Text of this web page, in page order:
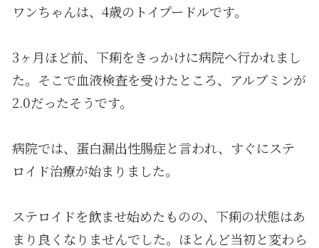
ワンちゃんは、4歳のトイプードルです。
3ヶ月ほど前、下痢をきっかけに病院へ行かれまし
た。そこで血液検査を受けたところ、アルブミンが
2.0だったそうです。
病院では、蛋白漏出性腸症と言われ、すぐにステ
ロイド治療が始まりました。
ステロイドを飲ませ始めたものの、下痢の状態はあ
まり良くなりませんでした。ほとんど当初と変わら